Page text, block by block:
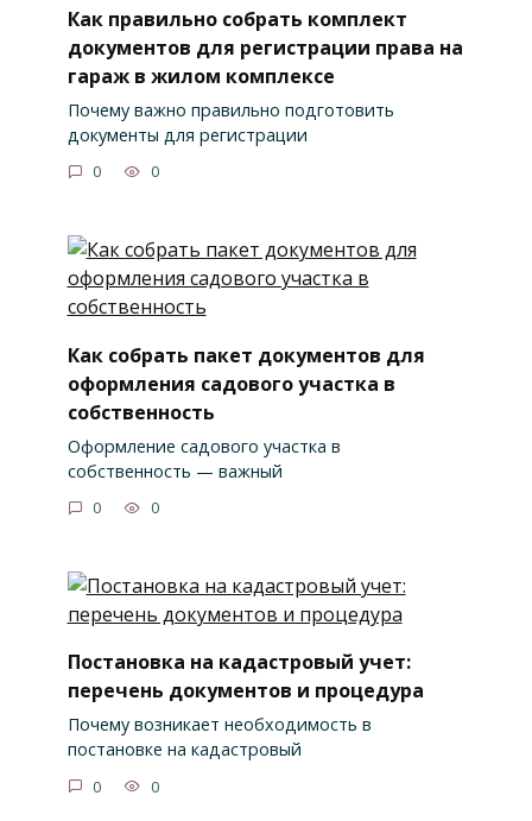
Как правильно собрать комплект
документов для регистрации права на
гараж в жилом комплексе
Почему важно правильно подготовить
документы для регистрации
0 0
Как собрать пакет документов для
оформления садового участка в
собственность
Оформление садового участка в
собственность — важный
0 0
Постановка на кадастровый учет:
перечень документов и процедура
Почему возникает необходимость в
постановке на кадастровый
0 0